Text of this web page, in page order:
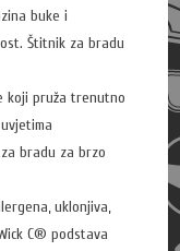
buke i
Štitnik za bradu
koji pruža trenutno
bradu za brzo
uklonjiva,
C® podstava